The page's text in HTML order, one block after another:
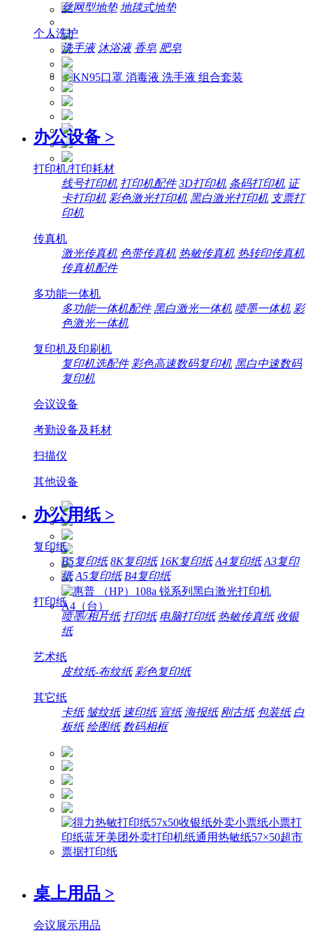
丝网型地垫 地毯式地垫
个人洗护
洗手液 沐浴液 香皂 肥皂
办公设备 >
打印机/打印耗材
线号打印机 打印机配件 3D打印机 条码打印机 证
卡打印机 彩色激光打印机 黑白激光打印机 支票打
印机
传真机
激光传真机 色带传真机 热敏传真机 热转印传真机
传真机配件
多功能一体机
多功能一体机配件 黑白激光一体机 喷墨一体机 彩
色激光一体机
复印机及印刷机
复印机选配件 彩色高速数码复印机 黑白中速数码
复印机
会议设备
考勤设备及耗材
扫描仪
其他设备
办公用纸 >
复印纸
B5复印纸 8K复印纸 16K复印纸 A4复印纸 A3复印
纸 A5复印纸 B4复印纸
打印纸
喷墨/相片纸 打印纸 电脑打印纸 热敏传真纸 收银
纸
艺术纸
皮纹纸-布纹纸 彩色复印纸
其它纸
卡纸 皱纹纸 速印纸 宣纸 海报纸 刚古纸 包装纸 白
板纸 绘图纸 数码相框
桌上用品 >
会议展示用品